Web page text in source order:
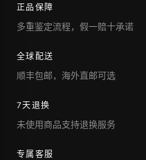
正品保障
多重鉴定流程，假一赔十承诺
全球配送
顺丰包邮，海外直邮可选
7天退换
未使用商品支持退换服务
专属客服